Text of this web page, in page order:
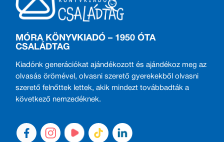
MÓRA KÖNYVKIADÓ – 1950 ÓTA
CSALÁDTAG
Kiadónk generációkat ajándékozott és ajándékoz meg az
olvasás örömével, olvasni szerető gyerekekből olvasni
szerető felnőttek lettek, akik mindezt továbbadták a
következő nemzedéknek.